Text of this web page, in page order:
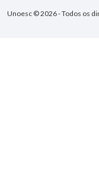
Unoesc © 2026 - Todos os